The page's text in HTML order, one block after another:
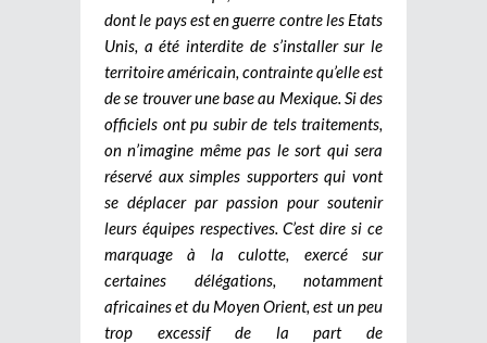
dont le pays est en guerre contre les Etats
Unis, a été interdite de s’installer sur le
territoire américain, contrainte qu’elle est
de se trouver une base au Mexique. Si des
officiels ont pu subir de tels traitements,
on n’imagine même pas le sort qui sera
réservé aux simples supporters qui vont
se déplacer par passion pour soutenir
leurs équipes respectives. C’est dire si ce
marquage à la culotte, exercé sur
certaines délégations, notamment
africaines et du Moyen Orient, est un peu
trop excessif de la part de